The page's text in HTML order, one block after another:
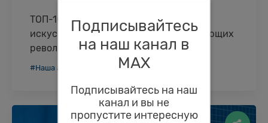
ТОП-10 исследователей в области
искусственного интеллекта, совершающих
революцию в 2022 году
Исследователи искусственного интеллекта
благодаря своим техническим ноу-хау и
вдохновляющим стратегиям. Они углубляются в
модели ИИ …
#Наша аналитика
Подписывайтесь
на наш канал в
MAХ
Подписывайтесь на наш
канал и вы не
пропустите интересную